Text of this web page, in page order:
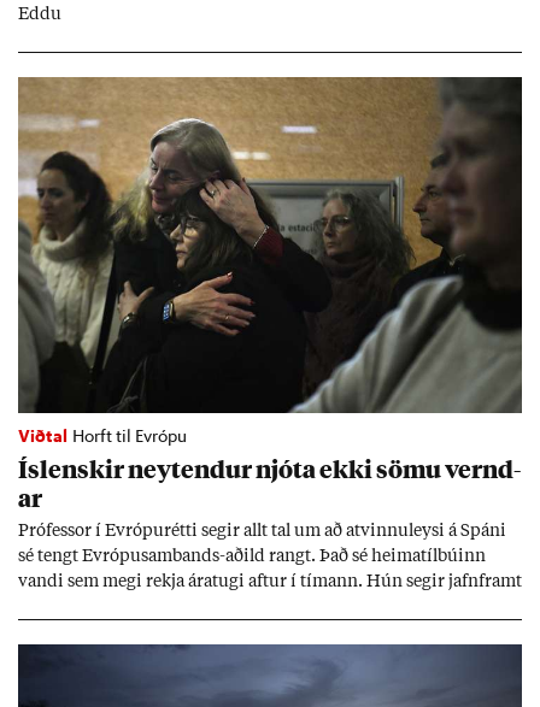
Eddu
Viðtal Horft til Evrópu
Ís­lensk­ir neyt­end­ur njóta ekki sömu vernd­
ar
Pró­fess­or í Evr­ópu­rétti seg­ir allt tal um að at­vinnu­leysi á Spáni
sé tengt Evr­ópu­sam­bands-að­ild rangt. Það sé heima­tíl­bú­inn
vandi sem megi rekja ára­tugi aft­ur í tím­ann. Hún seg­ir jafn­framt